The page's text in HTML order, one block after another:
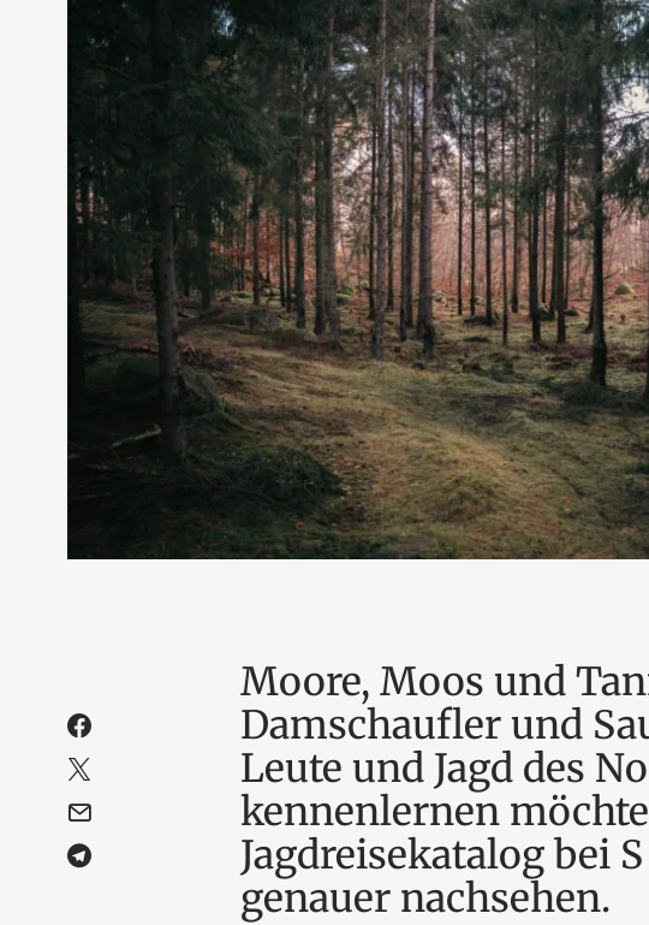
(öffnet in neuem Fenster)
(öffnet in neuem Fenster)
(öffnet in neuem Fenster)
(öffnet in neuem Fenster)
Moore, Moos und
Damschaufler und
Leute und Jagd des
kennenlernen
Jagdreisekatalog bei
genauer nachsehen.